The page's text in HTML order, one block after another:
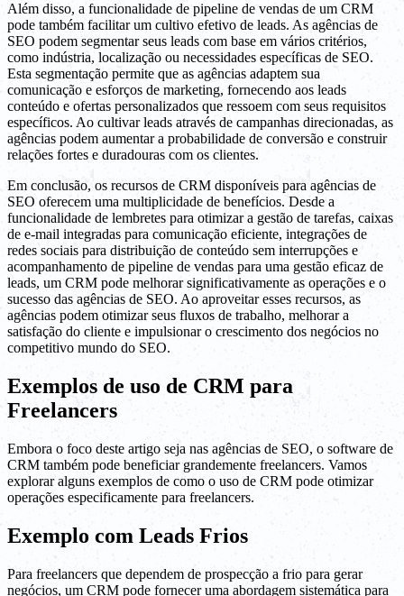
Além disso, a funcionalidade de pipeline de vendas de um CRM
pode também facilitar um cultivo efetivo de leads. As agências de
SEO podem segmentar seus leads com base em vários critérios,
como indústria, localização ou necessidades específicas de SEO.
Esta segmentação permite que as agências adaptem sua
comunicação e esforços de marketing, fornecendo aos leads
conteúdo e ofertas personalizados que ressoem com seus requisitos
específicos. Ao cultivar leads através de campanhas direcionadas, as
agências podem aumentar a probabilidade de conversão e construir
relações fortes e duradouras com os clientes.
Em conclusão, os recursos de CRM disponíveis para agências de
SEO oferecem uma multiplicidade de benefícios. Desde a
funcionalidade de lembretes para otimizar a gestão de tarefas, caixas
de e-mail integradas para comunicação eficiente, integrações de
redes sociais para distribuição de conteúdo sem interrupções e
acompanhamento de pipeline de vendas para uma gestão eficaz de
leads, um CRM pode melhorar significativamente as operações e o
sucesso das agências de SEO. Ao aproveitar esses recursos, as
agências podem otimizar seus fluxos de trabalho, melhorar a
satisfação do cliente e impulsionar o crescimento dos negócios no
competitivo mundo do SEO.
Exemplos de uso de CRM para
Freelancers
Embora o foco deste artigo seja nas agências de SEO, o software de
CRM também pode beneficiar grandemente freelancers. Vamos
explorar alguns exemplos de como o uso de CRM pode otimizar
operações especificamente para freelancers.
Exemplo com Leads Frios
Para freelancers que dependem de prospecção a frio para gerar
negócios, um CRM pode fornecer uma abordagem sistemática para